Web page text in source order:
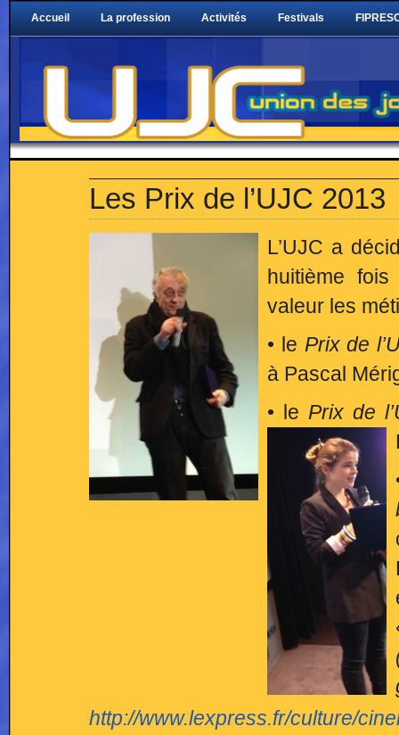
Accueil La profession Activités Festivals
Les Prix de l’UJC 2013
L’UJC a
huitième
valeur les
• le Prix de
à Pascal
• le Prix de
http://www.lexpress.fr/culture/